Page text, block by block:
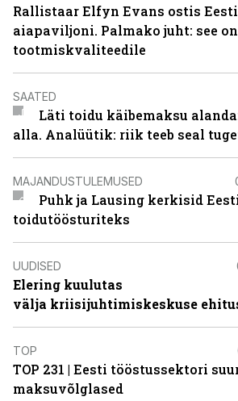
Rallistaar Elfyn Evans ostis
aiapaviljoni. Palmako juht: see
tootmiskvaliteedile
SAATED
Läti toidu käibemaksu
alla. Analüütik: riik teeb seal
MAJANDUSTULEMUSED
Puhk ja Lausing kerkisid
toidutöösturiteks
UUDISED
Elering kuulutas
välja kriisijuhtimiskeskuse
TOP
TOP 231 | Eesti tööstussektori
maksuvõlglased